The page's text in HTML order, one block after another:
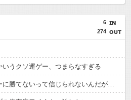
6
274
いうクソ運ゲー、つまらなすぎる
に勝てないって信じられないんだが…